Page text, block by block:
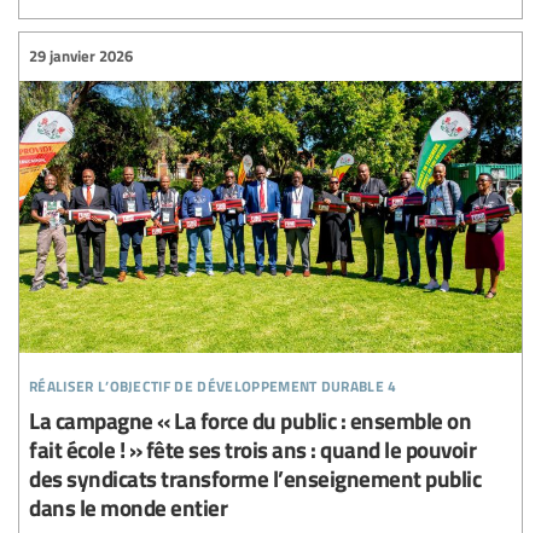
réaliser l’objectif de développement durable 4
29 janvier 2026
La campagne « La force du public : ensemble on
fait école ! » fête ses trois ans : quand le pouvoir
des syndicats transforme l’enseignement public
dans le monde entier